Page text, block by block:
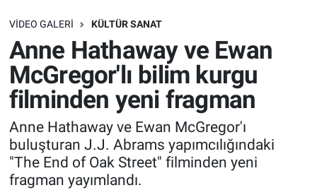
VIDEO GALERI KÜLTÜR SANAT
Anne Hathaway ve Ewan
McGregor'lı bilim kurgu
filminden yeni fragman
Anne Hathaway ve Ewan McGregor'ı
buluşturan J.J. Abrams yapımcılığındaki
"The End of Oak Street" filminden yeni
fragman yayımlandı.
SAĞLIK
EKONOMİ
EĞİTİM
ÖZEL HABER
Keşfet